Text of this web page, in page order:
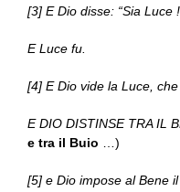
[3] E Dio disse: “Sia Luce
E Luce fu.
[4] E Dio vide la Luce, che
E DIO DISTINSE TRA IL
e tra il Buio …)
[5] e Dio impose al Bene il